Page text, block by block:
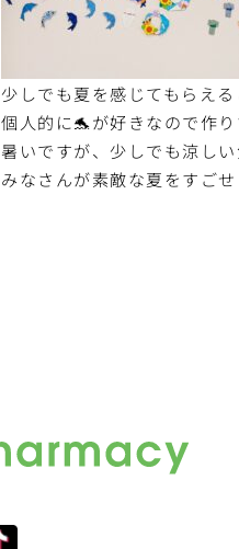
少しでも夏を感じてもらえ
個人的に🐬が好きなので作
暑いですが、少しでも涼し
みなさんが素敵な夏をすご